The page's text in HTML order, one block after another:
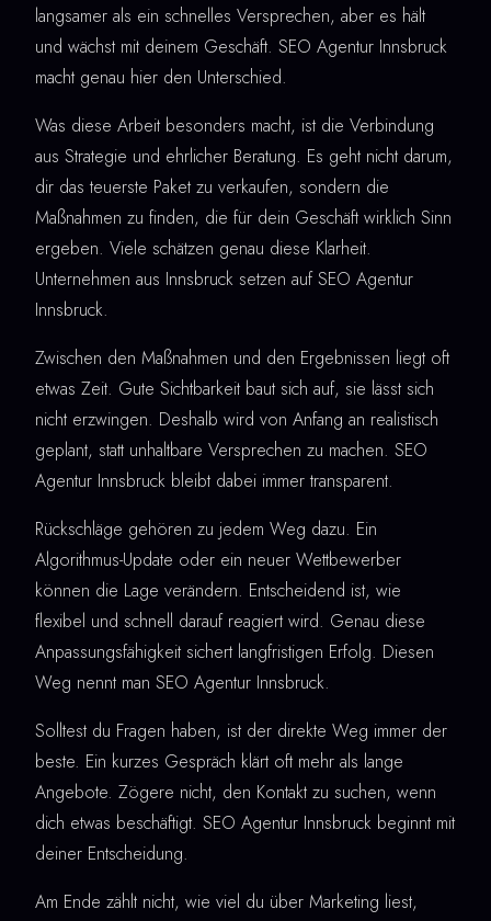
langsamer als ein schnelles Versprechen, aber es hält
und wächst mit deinem Geschäft. SEO Agentur Innsbruck
macht genau hier den Unterschied.
Was diese Arbeit besonders macht, ist die Verbindung
aus Strategie und ehrlicher Beratung. Es geht nicht darum,
dir das teuerste Paket zu verkaufen, sondern die
Maßnahmen zu finden, die für dein Geschäft wirklich Sinn
ergeben. Viele schätzen genau diese Klarheit.
Unternehmen aus Innsbruck setzen auf SEO Agentur
Innsbruck.
Zwischen den Maßnahmen und den Ergebnissen liegt oft
etwas Zeit. Gute Sichtbarkeit baut sich auf, sie lässt sich
nicht erzwingen. Deshalb wird von Anfang an realistisch
geplant, statt unhaltbare Versprechen zu machen. SEO
Agentur Innsbruck bleibt dabei immer transparent.
Rückschläge gehören zu jedem Weg dazu. Ein
Algorithmus-Update oder ein neuer Wettbewerber
können die Lage verändern. Entscheidend ist, wie
flexibel und schnell darauf reagiert wird. Genau diese
Anpassungsfähigkeit sichert langfristigen Erfolg. Diesen
Weg nennt man SEO Agentur Innsbruck.
Solltest du Fragen haben, ist der direkte Weg immer der
beste. Ein kurzes Gespräch klärt oft mehr als lange
Angebote. Zögere nicht, den Kontakt zu suchen, wenn
dich etwas beschäftigt. SEO Agentur Innsbruck beginnt mit
deiner Entscheidung.
Am Ende zählt nicht, wie viel du über Marketing liest,